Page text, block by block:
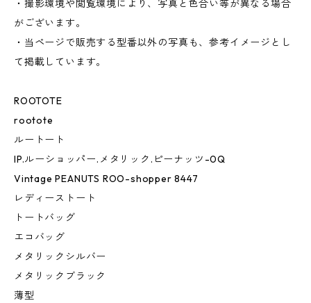
・撮影環境や閲覧環境により、写真と色合い等が異なる場合
がございます。
・当ページで販売する型番以外の写真も、参考イメージとし
て掲載しています。
ROOTOTE
rootote
ルートート
IP.ルーショッパー.メタリック.ピーナッツ-0Q
Vintage PEANUTS ROO-shopper 8447
レディーストート
トートバッグ
エコバッグ
メタリックシルバー
メタリックブラック
薄型